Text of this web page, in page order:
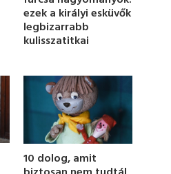
ezek a királyi esküvők
legbizarrabb
kulisszatitkai
10 dolog, amit